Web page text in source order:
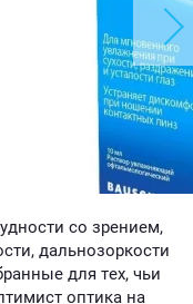
со зрением,
дальнозоркости
для тех, чьи
оптика на